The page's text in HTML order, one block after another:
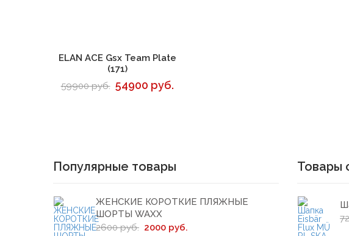
В корзину
ELAN ACE Gsx Team Plate
(171)
59900 руб. 54900 руб.
Популярные товары
ЖЕНСКИЕ КОРОТКИЕ ПЛЯЖНЫЕ
ШОРТЫ WAXX
2600 руб. 2000 руб.
Товары